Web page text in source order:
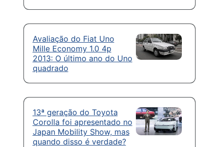
Avaliação do Fiat Uno
Mille Economy 1.0 4p
2013: O último ano do Uno
quadrado
13ª geração do Toyota
Corolla foi apresentado no
Japan Mobility Show, mas
quando disso é verdade?